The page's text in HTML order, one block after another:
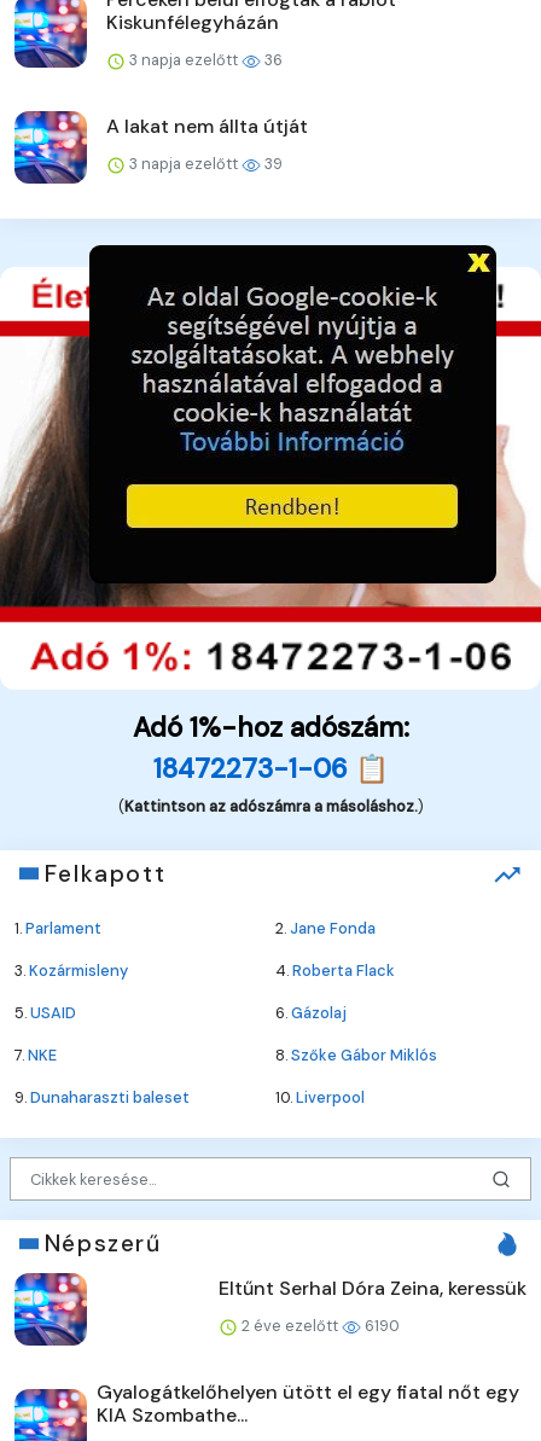
Kiskunfélegyházán
3 napja ezelőtt 36
A lakat nem állta útját
3 napja ezelőtt 39
Adó 1%-hoz adószám:
18472273-1-06 📋
(Kattintson az adószámra a másoláshoz.)
Felkapott
1.Parlament 2.Jane Fonda
3.Kozármisleny 4.Roberta Flack
5.USAID 6.Gázolaj
7.NKE 8.Szőke Gábor Miklós
9.Dunaharaszti baleset 10.Liverpool
Népszerű
Eltűnt Serhal Dóra Zeina, keressük
2 éve ezelőtt 6190
Gyalogátkelőhelyen ütött el egy fiatal nőt egy
KIA Szombathe...